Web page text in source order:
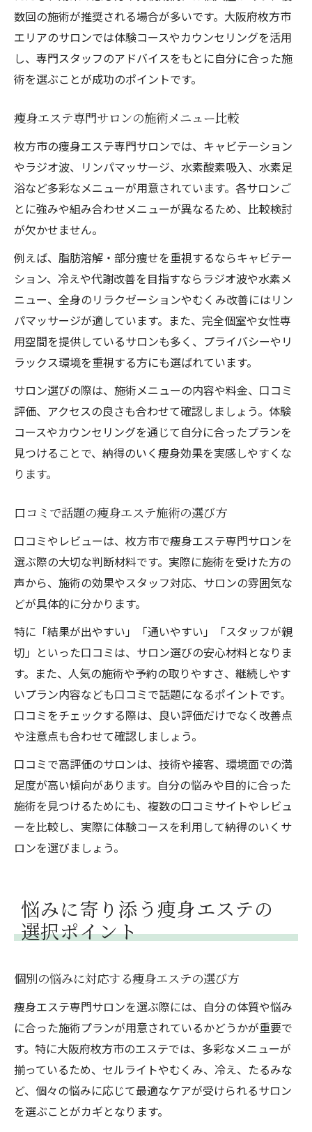
数回の施術が推奨される場合が多いです。大阪府枚方市
エリアのサロンでは体験コースやカウンセリングを活用
し、専門スタッフのアドバイスをもとに自分に合った施
術を選ぶことが成功のポイントです。
痩身エステ専門サロンの施術メニュー比較
枚方市の痩身エステ専門サロンでは、キャビテーション
やラジオ波、リンパマッサージ、水素酸素吸入、水素足
浴など多彩なメニューが用意されています。各サロンご
とに強みや組み合わせメニューが異なるため、比較検討
が欠かせません。
例えば、脂肪溶解・部分痩せを重視するならキャビテー
ション、冷えや代謝改善を目指すならラジオ波や水素メ
ニュー、全身のリラクゼーションやむくみ改善にはリン
パマッサージが適しています。また、完全個室や女性専
用空間を提供しているサロンも多く、プライバシーやリ
ラックス環境を重視する方にも選ばれています。
サロン選びの際は、施術メニューの内容や料金、口コミ
評価、アクセスの良さも合わせて確認しましょう。体験
コースやカウンセリングを通じて自分に合ったプランを
見つけることで、納得のいく痩身効果を実感しやすくな
ります。
口コミで話題の痩身エステ施術の選び方
口コミやレビューは、枚方市で痩身エステ専門サロンを
選ぶ際の大切な判断材料です。実際に施術を受けた方の
声から、施術の効果やスタッフ対応、サロンの雰囲気な
どが具体的に分かります。
特に「結果が出やすい」「通いやすい」「スタッフが親
切」といった口コミは、サロン選びの安心材料となりま
す。また、人気の施術や予約の取りやすさ、継続しやす
いプラン内容なども口コミで話題になるポイントです。
口コミをチェックする際は、良い評価だけでなく改善点
や注意点も合わせて確認しましょう。
口コミで高評価のサロンは、技術や接客、環境面での満
足度が高い傾向があります。自分の悩みや目的に合った
施術を見つけるためにも、複数の口コミサイトやレビュ
ーを比較し、実際に体験コースを利用して納得のいくサ
ロンを選びましょう。
悩みに寄り添う痩身エステの
選択ポイント
個別の悩みに対応する痩身エステの選び方
痩身エステ専門サロンを選ぶ際には、自分の体質や悩み
に合った施術プランが用意されているかどうかが重要で
す。特に大阪府枚方市のエステでは、多彩なメニューが
揃っているため、セルライトやむくみ、冷え、たるみな
ど、個々の悩みに応じて最適なケアが受けられるサロン
を選ぶことがカギとなります。